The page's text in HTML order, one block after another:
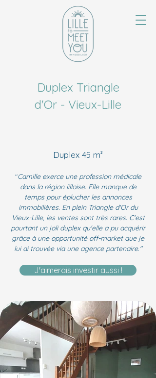
Duplex Triangle
d'Or - Vieux-Lille
Duplex 45 m²
"Camille exerce une profession médicale
dans la région lilloise. Elle manque de
temps pour éplucher les annonces
immobilières. En plein Triangle d'Or du
Vieux-Lille, les ventes sont très rares. C'est
pourtant un joli duplex qu'elle a pu acquérir
grâce à une opportunité off-market que je
lui ai trouvée via une agence partenaire."
J'aimerais investir aussi !